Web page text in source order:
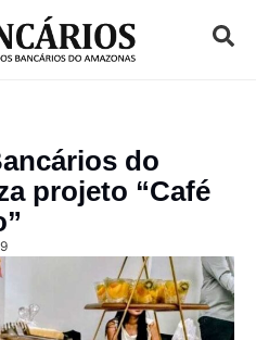
do
projeto “Café